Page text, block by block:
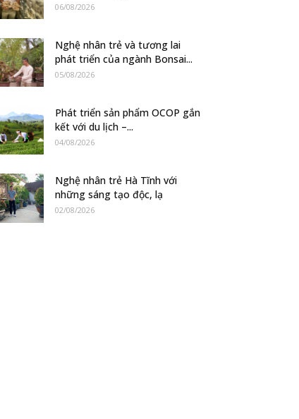
06/08/2026
Nghệ nhân trẻ và tương lai
phát triển của ngành Bonsai...
05/08/2026
Phát triển sản phẩm OCOP gắn
kết với du lịch –...
04/08/2026
Nghệ nhân trẻ Hà Tĩnh với
những sáng tạo độc, lạ
02/08/2026